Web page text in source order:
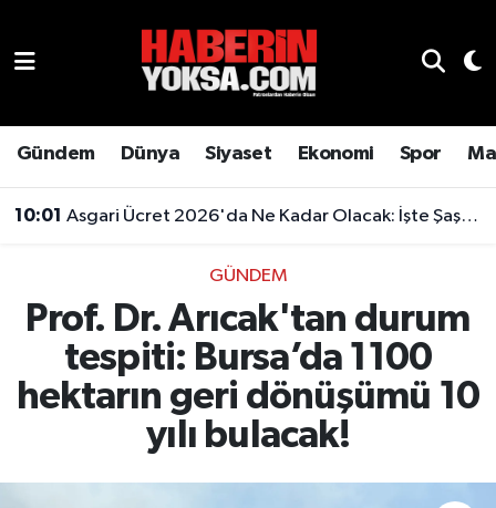
Gündem Dünya Siyaset Ekonomi Spor
10:01 Asgari Ücret 2026'da Ne Kadar Olacak: İşte Şaşırtan Rakam
GÜNDEM
Prof. Dr. Arıcak'tan durum
tespiti: Bursa’da 1100
hektarın geri dönüşümü 10
yılı bulacak!
Genel
Gündem
Otomobil
Hava Durumu
Son Dakika Haberleri
Haber Arşivi